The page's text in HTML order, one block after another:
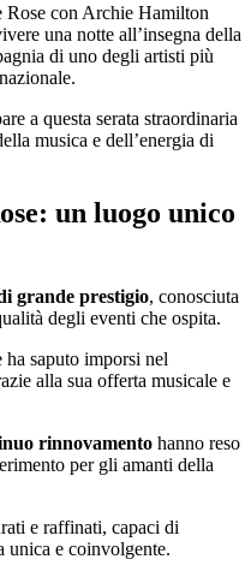
con Archie Hamilton
una notte all’insegna della
di uno degli artisti più
a questa serata straordinaria
musica e dell’energia di
un luogo unico
grande prestigio, conosciuta
degli eventi che ospita.
saputo imporsi nel
alla sua offerta musicale e
rinnovamento hanno reso
per gli amanti della
e raffinati, capaci di
unica e coinvolgente.